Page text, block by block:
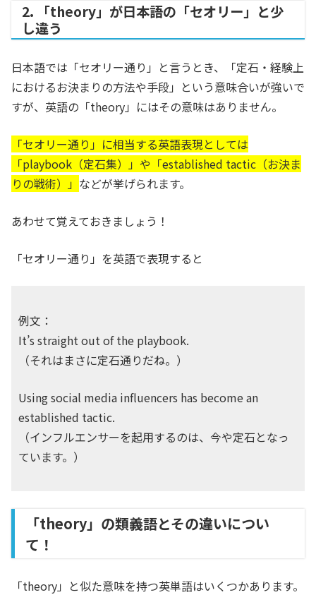
2. 「theory」が日本語の「セオリー」と少
し違う
日本語では「セオリー通り」と言うとき、「定石・経験上
におけるお決まりの方法や手段」という意味合いが強いで
すが、英語の「theory」にはその意味はありません。
「セオリー通り」に相当する英語表現としては
「playbook（定石集）」や「established tactic（お決ま
りの戦術）」 などが挙げられます。
あわせて覚えておきましょう！
「セオリー通り」を英語で表現すると
例文：
It’s straight out of the playbook.
（それはまさに定石通りだね。）
Using social media influencers has become an
established tactic.
（インフルエンサーを起用するのは、今や定石となっ
ています。）
「theory」の類義語とその違いについ
て！
「theory」と似た意味を持つ英単語はいくつかあります。